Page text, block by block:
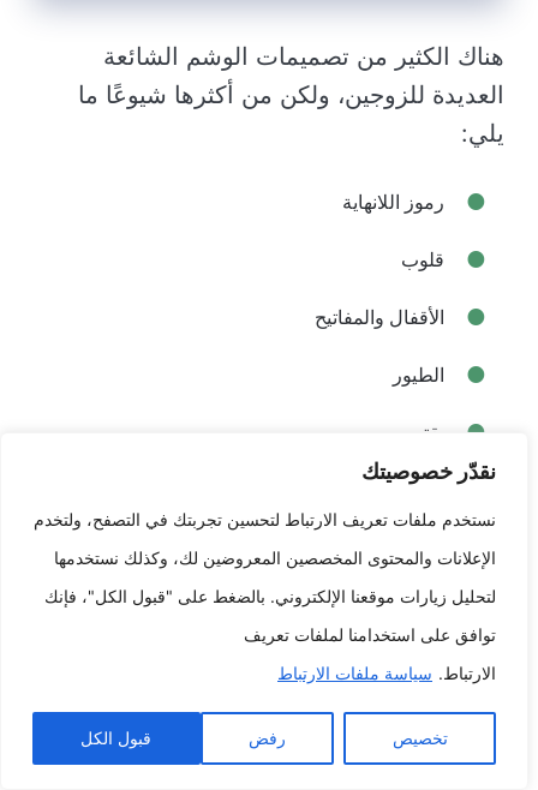
نقدّر خصوصيتك
نستخدم ملفات تعريف الارتباط لتحسين تجربتك في التصفح، ولتخدم
الإعلانات والمحتوى المخصصين المعروضين لك، وكذلك نستخدمها
لتحليل زيارات موقعنا الإلكتروني. بالضغط على "قبول الكل"، فإنك
توافق على استخدامنا لملفات تعريف
الارتباط. سياسة ملفات الارتباط
تخصيص رفض قبول الكل
هناك الكثير من تصميمات الوشم الشائعة
العديدة للزوجين، ولكن من أكثرها شيوعًا ما
يلي:
رموز اللانهاية
قلوب
الأقفال والمفاتيح
الطيور
يقتبس
رموز علامات زودياك غير العامة بك
رموز معتقداتك الدينية
رموز اهتماماتك المشتركة
عند اتخاذ قرار تصميم وشم للزوجين، من
منكما وما من المرجح أن يكون ذا هذا يعني